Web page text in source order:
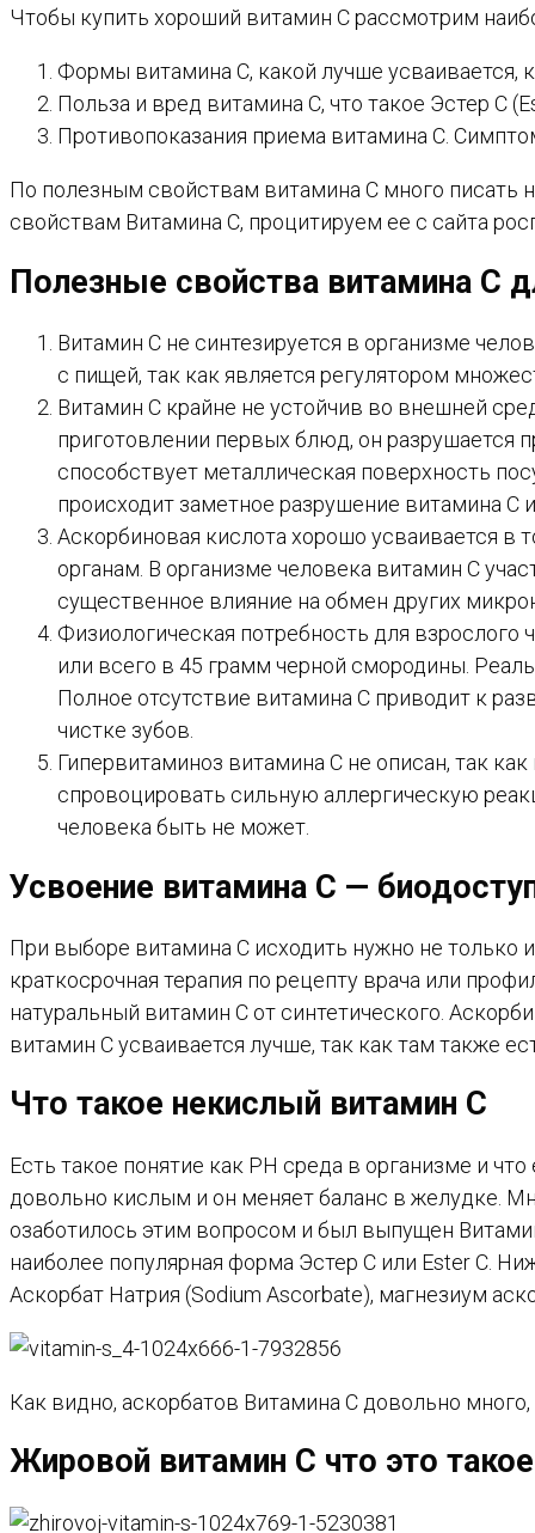
Чтобы купить хороший витамин C рассмотрим
Формы витамина С, какой лучше усваивается,
Польза и вред витамина С, что такое Эстер С
Противопоказания приема витамина С.
По полезным свойствам витамина С много писать
свойствам Витамина С, процитируем ее с сайта
Полезные свойства витамина С
Витамин С не синтезируется в организме
с пищей, так как является регулятором
Витамин С крайне не устойчив во внешней
приготовлении первых блюд, он разрушается
способствует металлическая поверхность
происходит заметное разрушение витамина С
Аскорбиновая кислота хорошо усваивается в
органам. В организме человека витамин С
существенное влияние на обмен других
Физиологическая потребность для
или всего в 45 грамм черной смородины.
Полное отсутствие витамина С приводит к
чистке зубов.
Гипервитаминоз витамина С не описан, так
спровоцировать сильную аллергическую
человека быть не может.
Усвоение витамина С —
При выборе витамина С исходить нужно не только
краткосрочная терапия по рецепту врача или
натуральный витамин С от синтетического.
витамин С усваивается лучше, так как там также
Что такое некислый витамин С
Есть такое понятие как PH среда в организме и
довольно кислым и он меняет баланс в желудке.
озаботилось этим вопросом и был выпущен
наиболее популярная форма Эстер С или Ester C.
Аскорбат Натрия (Sodium Ascorbate), магнезиум
Как видно, аскорбатов Витамина С довольно
Жировой витамин С что это такое